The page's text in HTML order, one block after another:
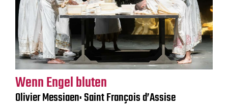
Wenn Engel bluten
Olivier Messiaen: Saint François d’Assise